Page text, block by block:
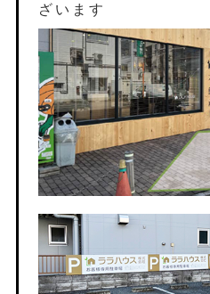
ざいます